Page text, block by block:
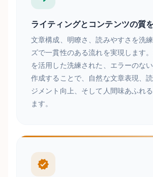
ライティングとコンテンツの質
文章構成、明瞭さ、読みやすさを洗
ズで一貫性のある流れを実現します
を活用した洗練された、エラーのな
作成することで、自然な文章表現、
ジメント向上、そして人間味あふれ
ます。